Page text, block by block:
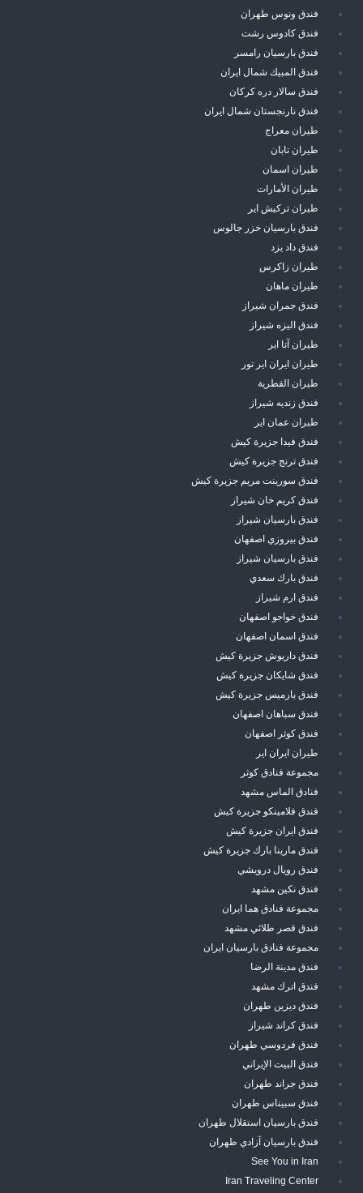
فندق ونوس طهران
فندق كادوس رشت
فندق بارسيان رامسر
فندق المبيك شمال ايران
فندق سالار دره كركان
فندق نارنجستان شمال ايران
طيران معراج
طيران تابان
طيران اسمان
طيران الأمارات
طيران تركيش اير
فندق بارسيان خزر جالوس
فندق داد يزد
طيران زاكرس
طيران ماهان
فندق جمران شيراز
فندق اليزه شيراز
طيران آتا اير
طيران ايران اير تور
طيران القطرية
فندق زنديه شيراز
طيران عمان اير
فندق فيدا جزيرة كيش
فندق ترنج جزيرة كيش
فندق سورينت مريم جزيرة كيش
فندق كريم خان شيراز
فندق بارسيان شيراز
فندق بيروزي اصفهان
فندق بارسيان شيراز
فندق بارك سعدي
فندق ارم شيراز
فندق خواجو اصفهان
فندق اسمان اصفهان
فندق داريوش جزيرة كيش
فندق شايكان جزيرة كيش
فندق بارميس جزيرة كيش
فندق سباهان اصفهان
فندق كوثر اصفهان
طيران ايران اير
مجموعة فنادق كوثر
فنادق الماس مشهد
فندق فلامينكو جزيرة كيش
فندق ايران جزيرة كيش
فندق مارينا بارك جزيرة كيش
فندق رويال درويشي
فندق نكين مشهد
مجموعة فنادق هما ايران
فندق قصر طلائي مشهد
مجموعة فنادق بارسيان ايران
فندق مدينة الرضا
فندق اترك مشهد
فندق ديزين طهران
فندق كراند شيراز
فندق فردوسي طهران
فندق البيت الإيراني
فندق جراند طهران
فندق سبيناس طهران
فندق بارسيان استقلال طهران
فندق بارسيان آزادي طهران
See You in Iran
Iran Traveling Center